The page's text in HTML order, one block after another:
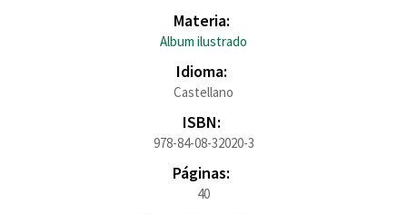
Materia:
Album ilustrado
Idioma:
Castellano
ISBN:
978-84-08-32020-3
Páginas:
40